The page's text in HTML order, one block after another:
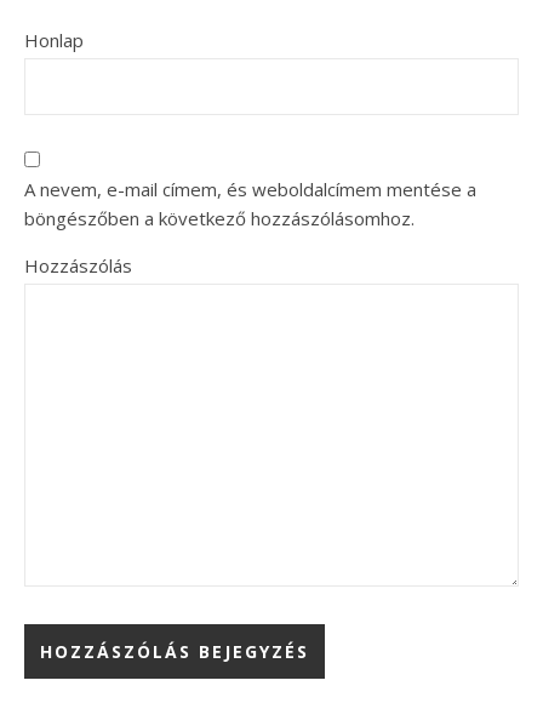
Honlap
A nevem, e-mail címem, és weboldalcímem mentése a
böngészőben a következő hozzászólásomhoz.
Hozzászólás